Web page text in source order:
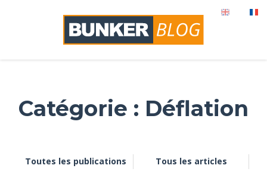
Catégorie : Déflation
Toutes les publications Tous les articles